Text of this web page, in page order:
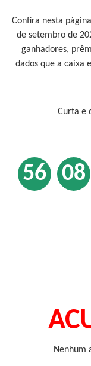
Confira nesta
de setembro de
ganhadores,
dados que a caixa
Curta e
56 08
Nenhum